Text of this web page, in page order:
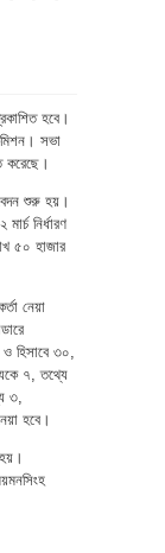
হবে।
সভা
করেছে।
শুরু হয়।
নির্ধারণ
৫০ হাজার
নেয়া
ও হিসাবে ৩০,
৭, তথ্যে
৩,
হবে।